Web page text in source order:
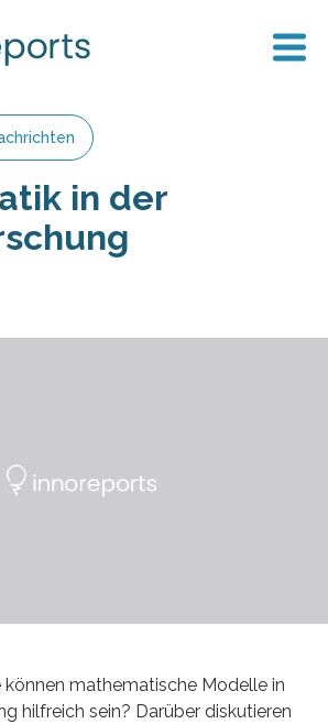
in der
können mathematische Modelle in
hilfreich sein? Darüber diskutieren